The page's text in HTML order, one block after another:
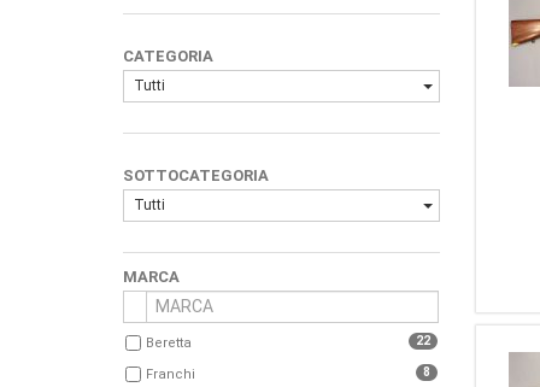
CATEGORIA
Tutti
SOTTOCATEGORIA
Tutti
MARCA
Beretta 22
Franchi 8